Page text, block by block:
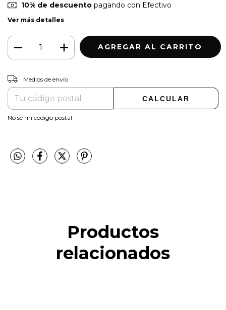
10% de descuentopagando con Efectivo
Ver más detalles
Entregas para el CP:
Medios de envío
CALCULAR
No sé mi código postal
Productos
relacionados